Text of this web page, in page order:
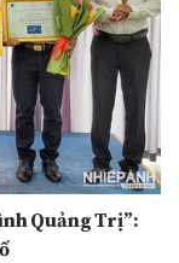
Quảng Trị”: